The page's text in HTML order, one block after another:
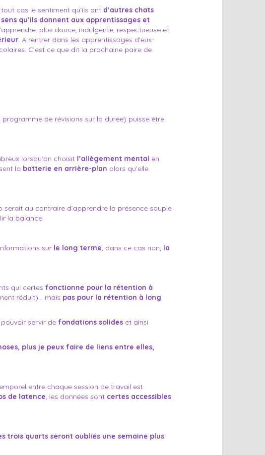
cas le sentiment qu’ils ont d’autres chats
qu’ils donnent aux apprentissages et
plus douce, indulgente, respectueuse et
. A rentrer dans les apprentissages d’eux-
C’est ce que dit la prochaine paire de
de révisions sur la durée) puisse être
lorsqu’on choisit l’allègement mental en
la batterie en arrière-plan alors qu’elle
serait au contraire d’apprendre la présence souple
la balance.
sur le long terme, dans ce cas non, la
qui certes fonctionne pour la rétention à
réduit)… mais pas pour la rétention à long
servir de fondations solides et ainsi
plus je peux faire de liens entre elles,
entre chaque session de travail est
de latence, les données sont certes accessibles
trois quarts seront oubliés une semaine plus